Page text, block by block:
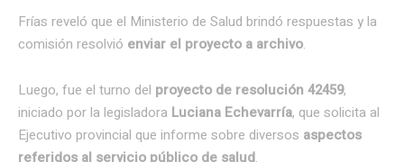
Frías reveló que el Ministerio de Salud brindó respuestas y la
comisión resolvió enviar el proyecto a archivo.
Luego, fue el turno del proyecto de resolución 42459,
iniciado por la legisladora Luciana Echevarría, que solicita al
Ejecutivo provincial que informe sobre diversos aspectos
referidos al servicio público de salud.